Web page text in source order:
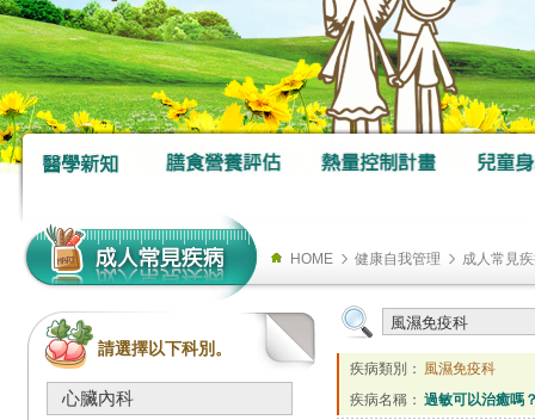
HOME 健康自我管理 成人常見
請選擇以下科別。
心臟內科
疾病類別： 風濕免疫科
疾病名稱： 過敏可以治癒嗎